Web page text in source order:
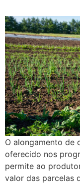
O alongamento de
oferecido nos
permite ao
valor das parcelas